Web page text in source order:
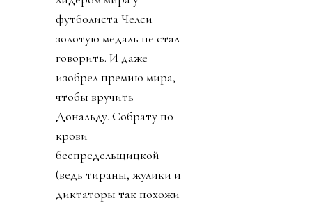
футболиста Челси
золотую медаль не стал
говорить. И даже
изобрел премию мира,
чтобы вручить
Дональду. Собрату по
крови
беспредельщицкой
(ведь тираны, жулики и
диктаторы так похожи